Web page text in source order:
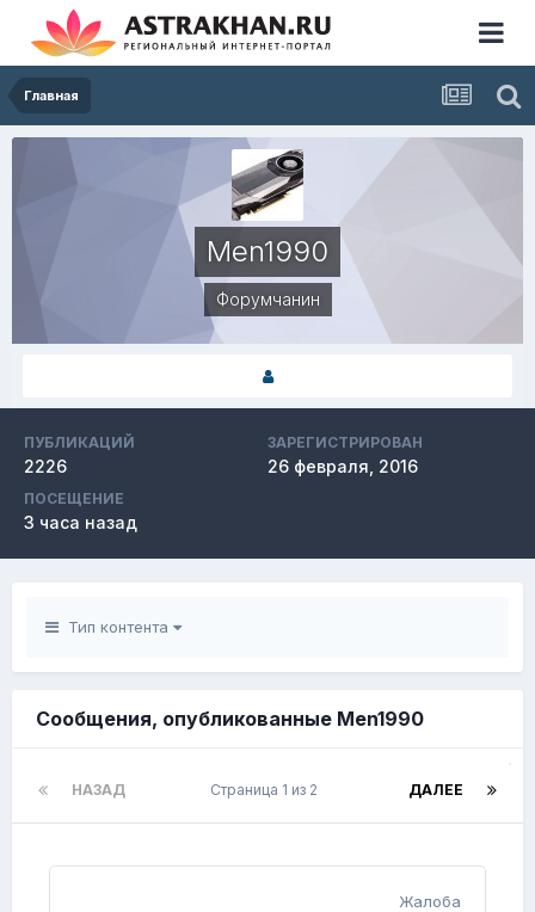
Главная
Men1990
Форумчанин
ПУБЛИКАЦИЙ
2226
ЗАРЕГИСТРИРОВАН
26 февраля, 2016
ПОСЕЩЕНИЕ
3 часа назад
Тип контента
Сообщения, опубликованные Men1990
НАЗАД ДАЛЕЕ
Страница 1 из 2
Жалоба